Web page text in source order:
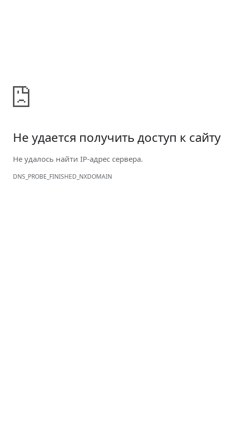
Не удается получить доступ к сайту
Не удалось найти IP-адрес сервера.
DNS_PROBE_FINISHED_NXDOMAIN